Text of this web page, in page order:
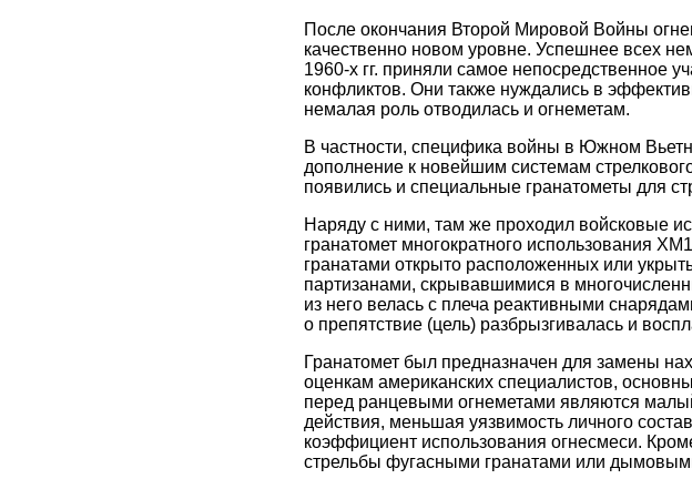
После окончания Второй Мировой Войны
качественно новом уровне. Успешнее всех
1960-х гг. приняли самое непосредственное
конфликтов. Они также нуждались в
немалая роль отводилась и огнеметам.
В частности, специфика войны в Южном
дополнение к новейшим системам
появились и специальные гранатометы для
Наряду с ними, там же проходил войсковые
гранатомет многократного использования
гранатами открыто расположенных или
партизанами, скрывавшимися в
из него велась с плеча реактивными
о препятствие (цель) разбрызгивалась и
Гранатомет был предназначен для замены
оценкам американских специалистов,
перед ранцевыми огнеметами являются
действия, меньшая уязвимость личного
коэффициент использования огнесмеси.
стрельбы фугасными гранатами или